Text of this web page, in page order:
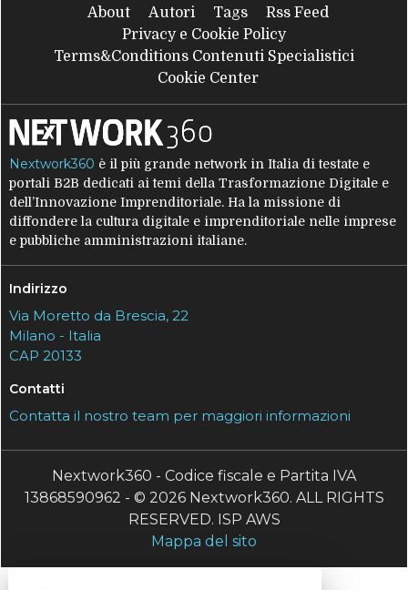
About Autori Tags
Rss Feed
Privacy e Cookie Policy
Terms&Conditions Contenuti Specialistici
Cookie Center
Nextwork360 è il più grande network in Italia di testate e
portali B2B dedicati ai temi della Trasformazione Digitale e
dell’Innovazione Imprenditoriale. Ha la missione di
diffondere la cultura digitale e imprenditoriale nelle imprese
e pubbliche amministrazioni italiane.
Indirizzo
Via Moretto da Brescia, 22
Milano - Italia
CAP 20133
Contatti
Contatta il nostro team per maggiori informazioni
Nextwork360 - Codice fiscale e Partita IVA
13868590962 - © 2026 Nextwork360. ALL RIGHTS
RESERVED. ISP AWS
Mappa del sito